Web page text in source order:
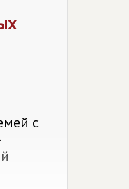
с